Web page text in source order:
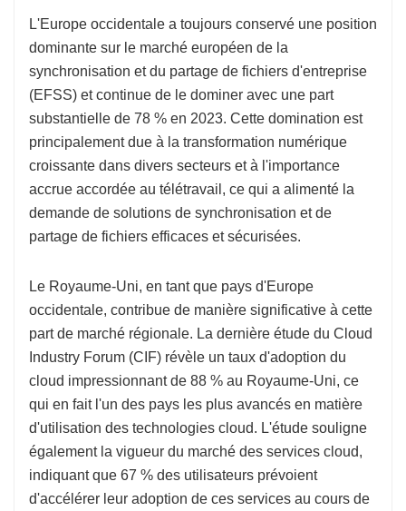
L'Europe occidentale a toujours conservé une position
dominante sur le marché européen de la
synchronisation et du partage de fichiers d'entreprise
(EFSS) et continue de le dominer avec une part
substantielle de 78 % en 2023. Cette domination est
principalement due à la transformation numérique
croissante dans divers secteurs et à l'importance
accrue accordée au télétravail, ce qui a alimenté la
demande de solutions de synchronisation et de
partage de fichiers efficaces et sécurisées.
Le Royaume-Uni, en tant que pays d'Europe
occidentale, contribue de manière significative à cette
part de marché régionale. La dernière étude du Cloud
Industry Forum (CIF) révèle un taux d'adoption du
cloud impressionnant de 88 % au Royaume-Uni, ce
qui en fait l'un des pays les plus avancés en matière
d'utilisation des technologies cloud. L'étude souligne
également la vigueur du marché des services cloud,
indiquant que 67 % des utilisateurs prévoient
d'accélérer leur adoption de ces services au cours de